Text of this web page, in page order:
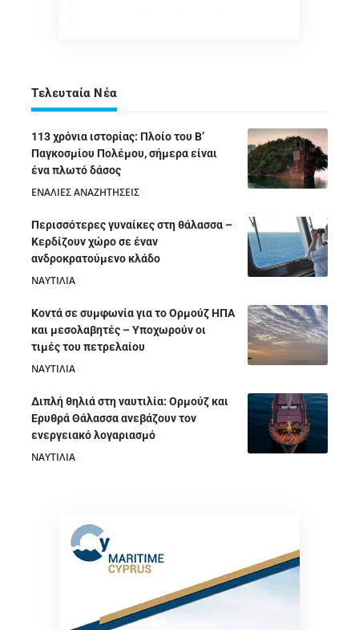
Τελευταία Νέα
113 χρόνια ιστορίας: Πλοίο του Β’
Παγκοσμίου Πολέμου, σήμερα είναι
ένα πλωτό δάσος
ΕΝΑΛΙΕΣ ΑΝΑΖΗΤΗΣΕΙΣ
Περισσότερες γυναίκες στη θάλασσα –
Κερδίζουν χώρο σε έναν
ανδροκρατούμενο κλάδο
ΝΑΥΤΙΛΙΑ
Κοντά σε συμφωνία για το Ορμούζ ΗΠΑ
και μεσολαβητές – Υποχωρούν οι
τιμές του πετρελαίου
ΝΑΥΤΙΛΙΑ
Διπλή θηλιά στη ναυτιλία: Ορμούζ και
Ερυθρά Θάλασσα ανεβάζουν τον
ενεργειακό λογαριασμό
ΝΑΥΤΙΛΙΑ